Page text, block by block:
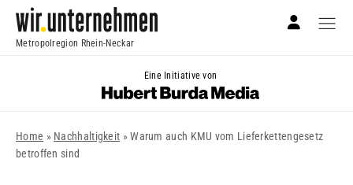
Metropolregion Rhein-Neckar
Eine Initiative von
Home » Nachhaltigkeit »Warum auch KMU vom Lieferkettengesetz
betroffen sind